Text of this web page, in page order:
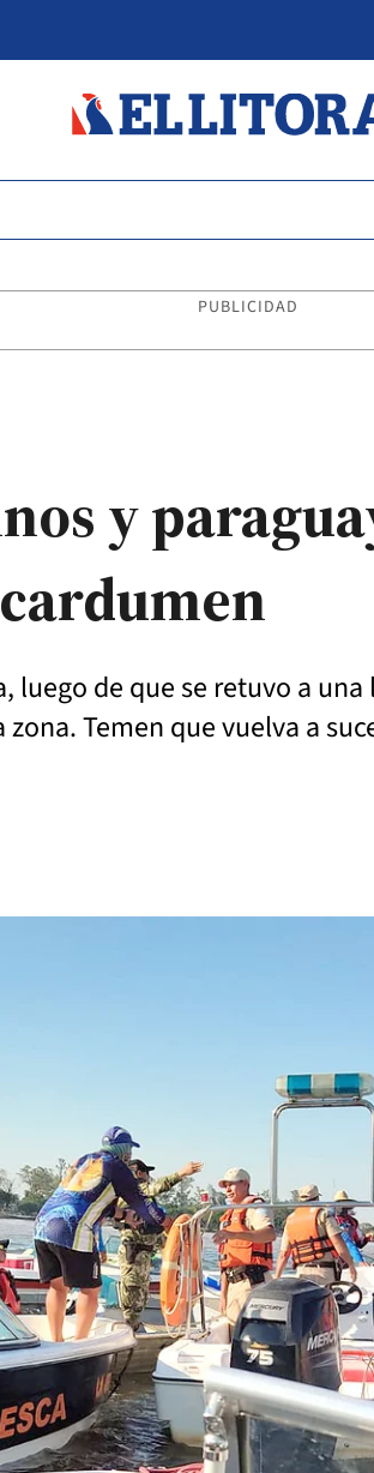
PUBLICIDAD
y
luego de que se retuvo a
Temen que vuelva a